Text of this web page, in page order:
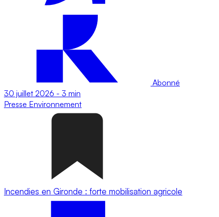
Abonné
30 juillet 2026 - 3 min
Presse Environnement
Incendies en Gironde : forte mobilisation agricole